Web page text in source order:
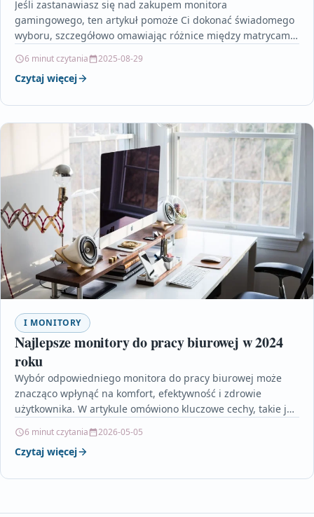
Jeśli zastanawiasz się nad zakupem monitora
gamingowego, ten artykuł pomoże Ci dokonać świadomego
wyboru, szczegółowo omawiając różnice między matrycami
6 minut czytania 2025-08-29
Czytaj więcej
I MONITORY
Najlepsze monitory do pracy biurowej w 2024
roku
Wybór odpowiedniego monitora do pracy biurowej może
znacząco wpłynąć na komfort, efektywność i zdrowie
użytkownika. W artykule omówiono kluczowe cechy, takie jak
6 minut czytania 2026-05-05
Czytaj więcej